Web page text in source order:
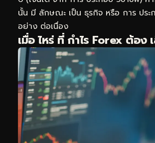
นั้น มี ลักษณะ เป็น ธุรกิจ หรือ การ ประ
อย่าง ต่อเนื่อง
เมื่อ ไหร่ ที่ กำไร Forex ต้อง